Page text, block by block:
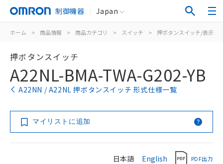
制御機器 Japan
ホーム > 商品情報 > 商品カテゴリ > スイッチ > 押ボタンスイッチ/表示灯
押ボタンスイッチ
A22NL-BMA-TWA-G202-YB
A22NN / A22NL 押ボタンスイッチ 形式仕様一覧
マイリストに追加
日本語 English PDF出力